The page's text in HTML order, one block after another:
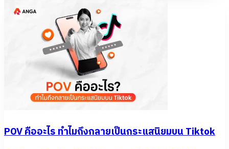
POV คืออะไร ทำไมถึงกลายเป็นกระแสนิยมบน Tiktok